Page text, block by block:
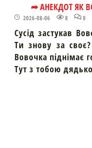
➦ АНЕКДОТ ЯК
2026-08-06 8 0
Сусід застукав
Ти знову за
Вовочка піднімає
Тут з тобою